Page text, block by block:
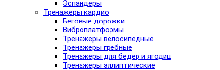
Эспандеры
Тренажеры кардио
Беговые дорожки
Виброплатформы
Тренажеры велосипедные
Тренажеры гребные
Тренажеры для бедер и ягодиц
Тренажеры эллиптические